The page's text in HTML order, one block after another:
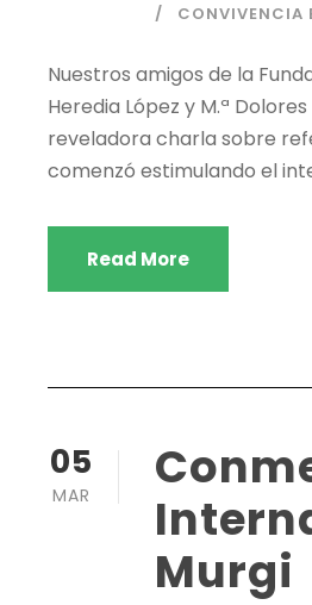
CONVIVENCIA
Nuestros amigos de la
Heredia López y M.ª
reveladora charla sobre
comenzó estimulando el
Read More
05
MAR
Murgi